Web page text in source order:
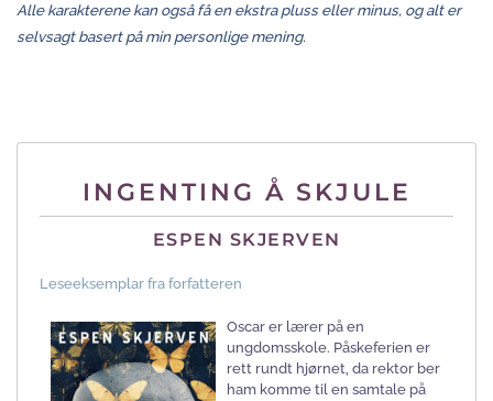
Alle karakterene kan også få en ekstra pluss eller minus, og alt er
selvsagt basert på min personlige mening.
INGENTING Å SKJULE
ESPEN SKJERVEN
Leseeksemplar fra forfatteren
Oscar er lærer på en
ungdomsskole. Påskeferien er
rett rundt hjørnet, da rektor ber
ham komme til en samtale på